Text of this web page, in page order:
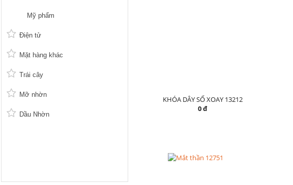
Mỹ phẩm
Điện tử
Mặt hàng khác
Trái cây
Mỡ nhờn
Dầu Nhờn
KHÓA DÂY SỐ XOAY 13212
0 đ